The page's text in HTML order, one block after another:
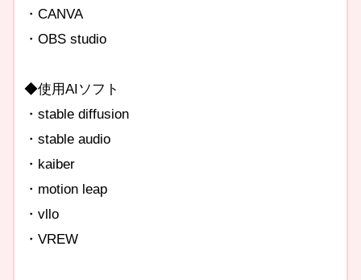
・CANVA
・OBS studio
◆使用AIソフト
・stable diffusion
・stable audio
・kaiber
・motion leap
・vllo
・VREW